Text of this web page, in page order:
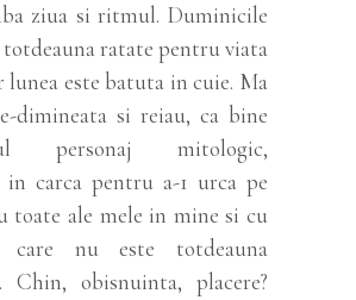
ziua si ritmul. Duminicile
ratate pentru viata
lunea este batuta in cuie. Ma
dimineata si reiau, ca bine
personaj mitologic,
in carca pentru a-1 urca pe
toate ale mele in mine si cu
care nu este totdeauna
Chin, obisnuinta, placere?